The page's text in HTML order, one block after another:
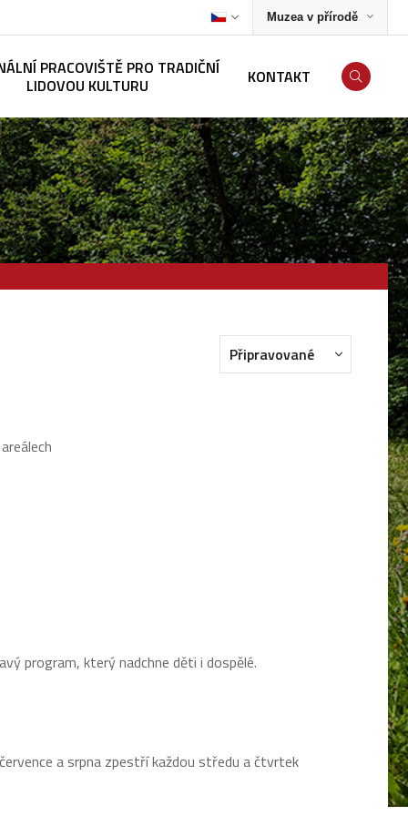
Muzea v přírodě
PRACOVIŠTĚ PRO TRADIČNÍ
LIDOVOU KULTURU
KONTAKT
Připravované
program, který nadchne děti i dospělé.
a srpna zpestří každou středu a čtvrtek